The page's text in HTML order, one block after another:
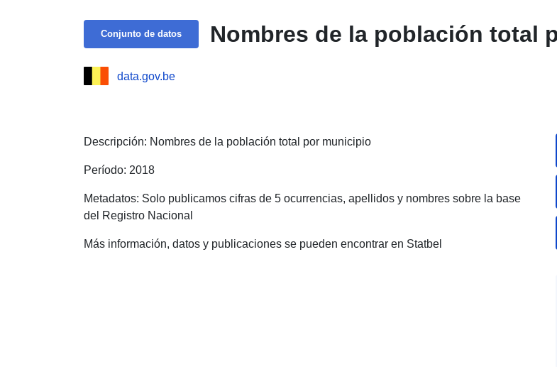
Conjunto de datos Nombres de la población total
data.gov.be
Descripción: Nombres de la población total por municipio
Período: 2018
Metadatos: Solo publicamos cifras de 5 ocurrencias, apellidos y nombres sobre la base
del Registro Nacional
Más información, datos y publicaciones se pueden encontrar en Statbel